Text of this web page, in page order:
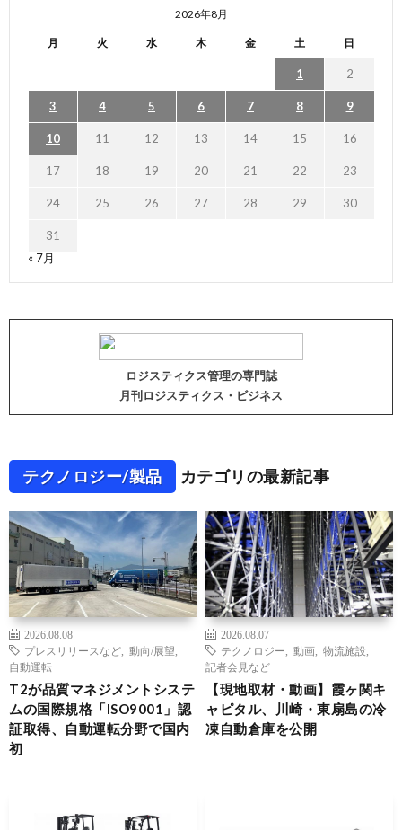
2026年8月
月 火 水 木 金 土 日
1 2
3 4 5 6 7 8 9
10 11 12 13 14 15 16
17 18 19 20 21 22 23
24 25 26 27 28 29 30
31
« 7月
ロジスティクス管理の専門誌
月刊ロジスティクス・ビジネス
テクノロジー/製品 カテゴリの最新記事
2026.08.08
プレスリリースなど
動向/展望
自動運転
T2が品質マネジメントシステ
ムの国際規格「ISO9001」認
証取得、自動運転分野で国内
初
2026.08.07
テクノロジー
動画 物流施設
記者会見など
【現地取材・動画】霞ヶ関キ
ャピタル、川崎・東扇島の冷
凍自動倉庫を公開